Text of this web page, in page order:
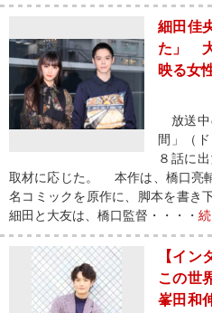
細田佳
た」
映る女
放送中
間」（
８話に
取材に応じた。 本作は、橋口亮
名コミックを原作に、脚本を書き
細田と大友は、橋口監督・・・・
【イン
この世
峯田和